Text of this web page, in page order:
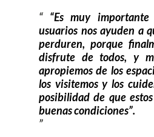
“Es muy
usuarios nos ayuden a
perduren, porque
disfrute de todos, y
apropiemos de los
los visitemos y los
posibilidad de que
buenas condiciones”.